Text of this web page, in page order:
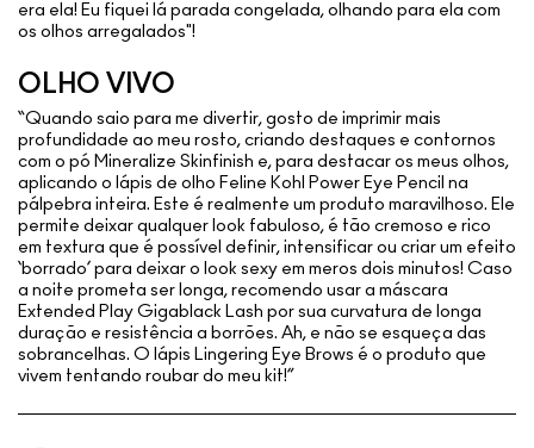
era ela! Eu fiquei lá parada congelada, olhando para ela com
os olhos arregalados"!
OLHO VIVO
“Quando saio para me divertir, gosto de imprimir mais
profundidade ao meu rosto, criando destaques e contornos
com o pó Mineralize Skinfinish e, para destacar os meus olhos,
aplicando o lápis de olho Feline Kohl Power Eye Pencil na
pálpebra inteira. Este é realmente um produto maravilhoso. Ele
permite deixar qualquer look fabuloso, é tão cremoso e rico
em textura que é possível definir, intensificar ou criar um efeito
‘borrado’ para deixar o look sexy em meros dois minutos! Caso
a noite prometa ser longa, recomendo usar a máscara
Extended Play Gigablack Lash por sua curvatura de longa
duração e resistência a borrões. Ah, e não se esqueça das
sobrancelhas. O lápis Lingering Eye Brows é o produto que
vivem tentando roubar do meu kit!”